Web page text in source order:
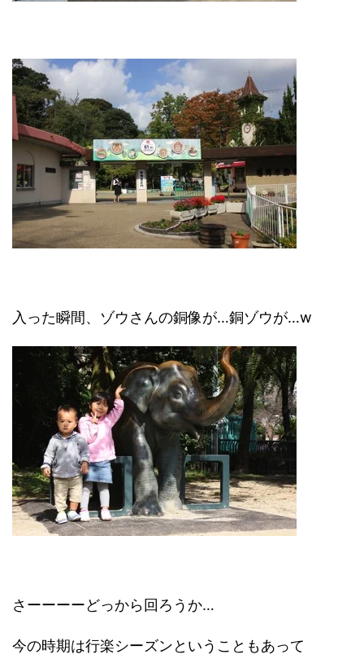
入った瞬間、ゾウさんの銅像が…銅ゾウが…w
さーーーーどっから回ろうか…
今の時期は行楽シーズンということもあって